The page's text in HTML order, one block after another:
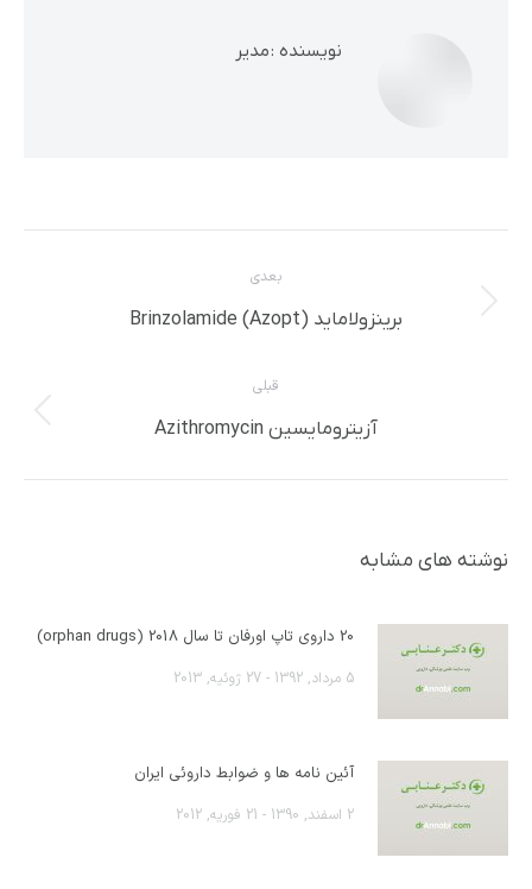
نویسنده :مدیر
قبلی
پست آزیترومایسین Azithromycin
بعدی
نوشته
برینزولاماید (Brinzolamide (Azopt
نوشته های مشابه
20 داروی تاپ اورفان تا سال 2018 (orphan drugs)
5 مرداد, 1392 - 27 ژوئیه, 2013
آئین نامه ها و ضوابط داروئی ایران
2 اسفند, 1390 - 21 فوریه, 2012